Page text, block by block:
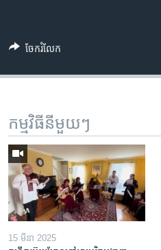
ចែករំលែក
កម្មវិធី​នីមួយៗ
15 មីនា 2025